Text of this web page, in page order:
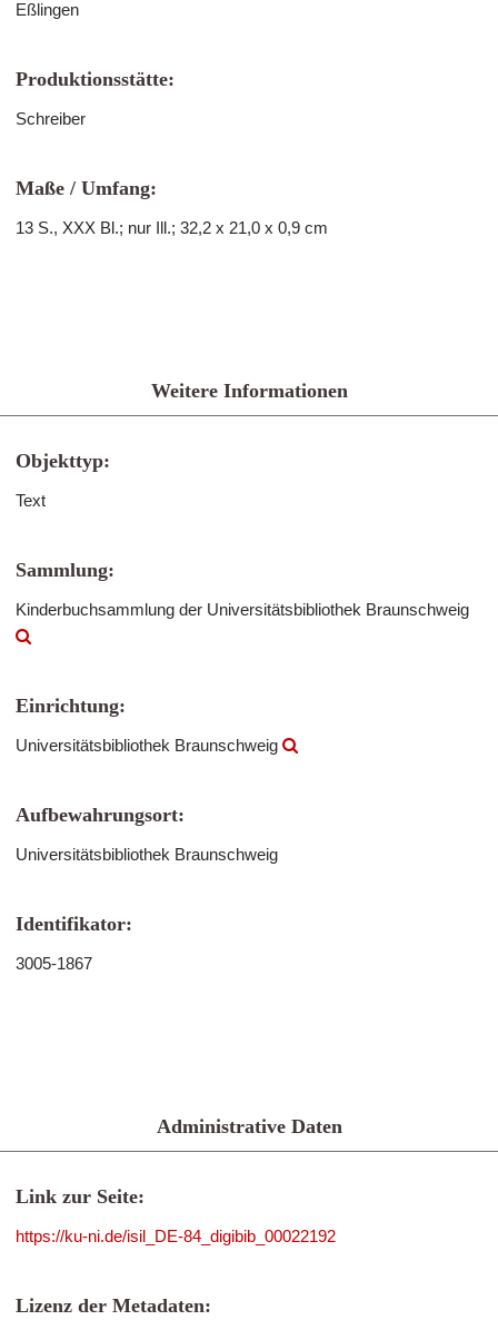
Eßlingen
Produktionsstätte:
Schreiber
Maße / Umfang:
13 S., XXX Bl.; nur Ill.; 32,2 x 21,0 x 0,9 cm
Weitere Informationen
Objekttyp:
Text
Sammlung:
Kinderbuchsammlung der Universitätsbibliothek Braunschweig
Einrichtung:
Universitätsbibliothek Braunschweig
Aufbewahrungsort:
Universitätsbibliothek Braunschweig
Identifikator:
3005-1867
Administrative Daten
Link zur Seite:
https://ku-ni.de/isil_DE-84_digibib_00022192
Lizenz der Metadaten: